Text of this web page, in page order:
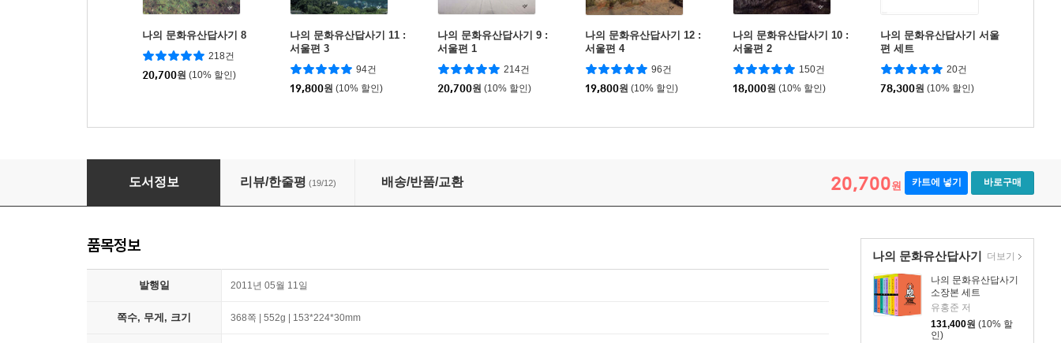
나의 문화유산답사기 8
218건
20,700원 (10% 할인)
나의 문화유산답사기 11 :
서울편 3
94건
19,800원 (10% 할인)
나의 문화유산답사기 9 :
서울편 1
214건
20,700원 (10% 할인)
나의 문화유산답사기 12 :
서울편 4
96건
19,800원 (10% 할인)
나의 문화유산답사기 10 :
서울편 2
150건
18,000원 (10% 할인)
나의 문화유산답사기 서울
편 세트
20건
78,300원 (10% 할인)
나의 문화유산답사기 4
도서정보 리뷰/한줄평 (19/12) 배송/반품/교환 20,700원 카트에 넣기 바로구매
나의 문화유산답사기
나의 문화유산답사기
소장본 세트
유홍준 저
131,400원 (10% 할
인)
더보기
품목정보
발행일 2011년 05월 11일
쪽수, 무게, 크기 368쪽 | 552g | 153*224*30mm